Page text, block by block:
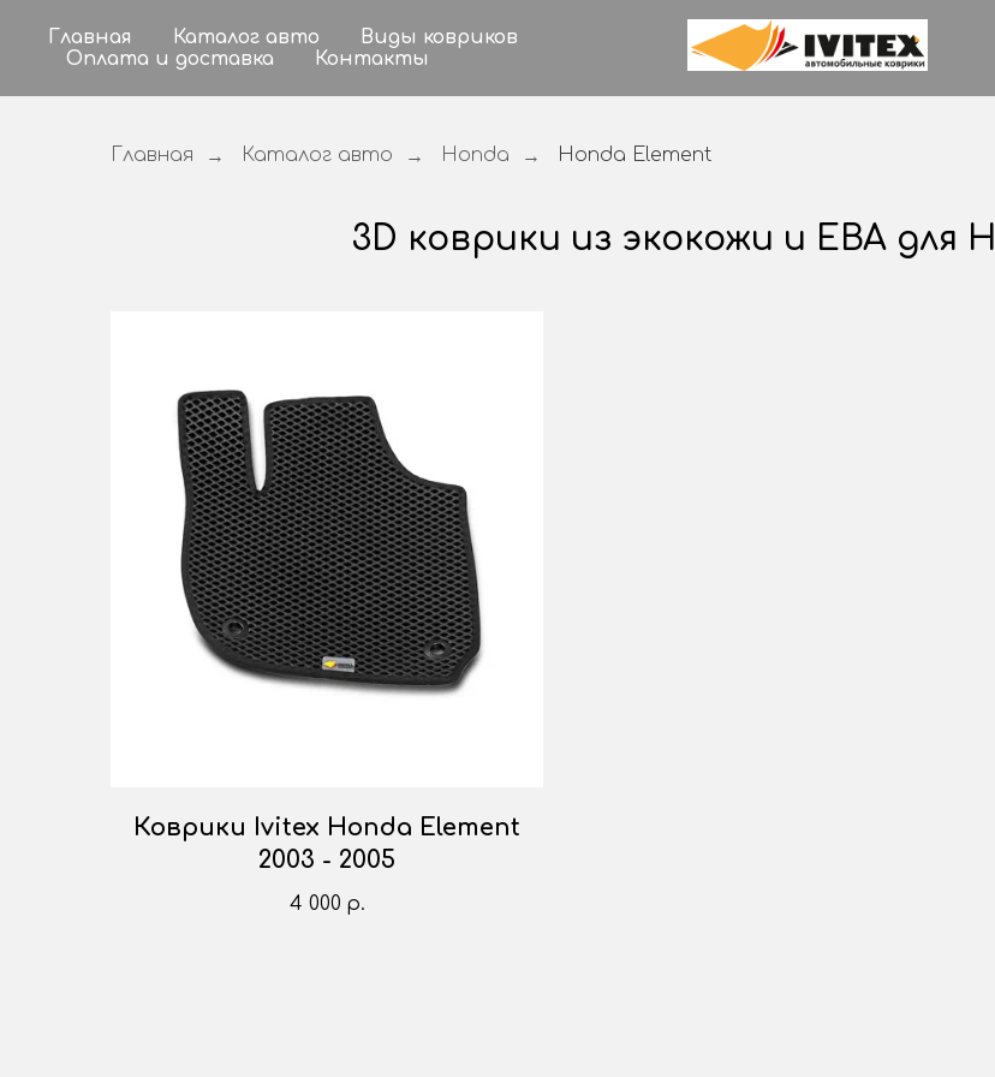
Главная Каталог авто
Виды ковриков
Оплата и доставка
Контакты
Главная → Каталог авто → Honda → Honda Element
3D коврики из экокожи и ЕВА для
Коврики Ivitex Honda Element
2003 - 2005
4 000 р.